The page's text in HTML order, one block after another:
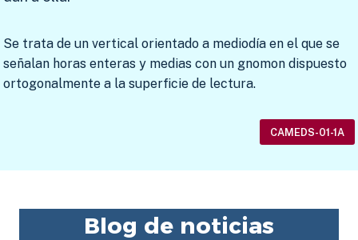
Se trata de un vertical orientado a mediodía en el que se
señalan horas enteras y medias con un gnomon dispuesto
ortogonalmente a la superficie de lectura.
CAMEDS-01-1A
Blog de noticias